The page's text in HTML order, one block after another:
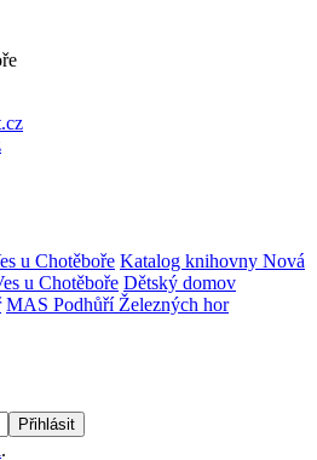
u Chotěboře Katalog knihovny Nová
u Chotěboře Dětský domov
MAS Podhůří Železných hor
.